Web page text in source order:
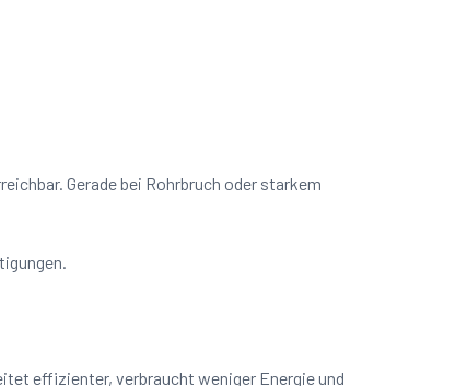
Gerade bei Rohrbruch oder starkem
effizienter, verbraucht weniger Energie und